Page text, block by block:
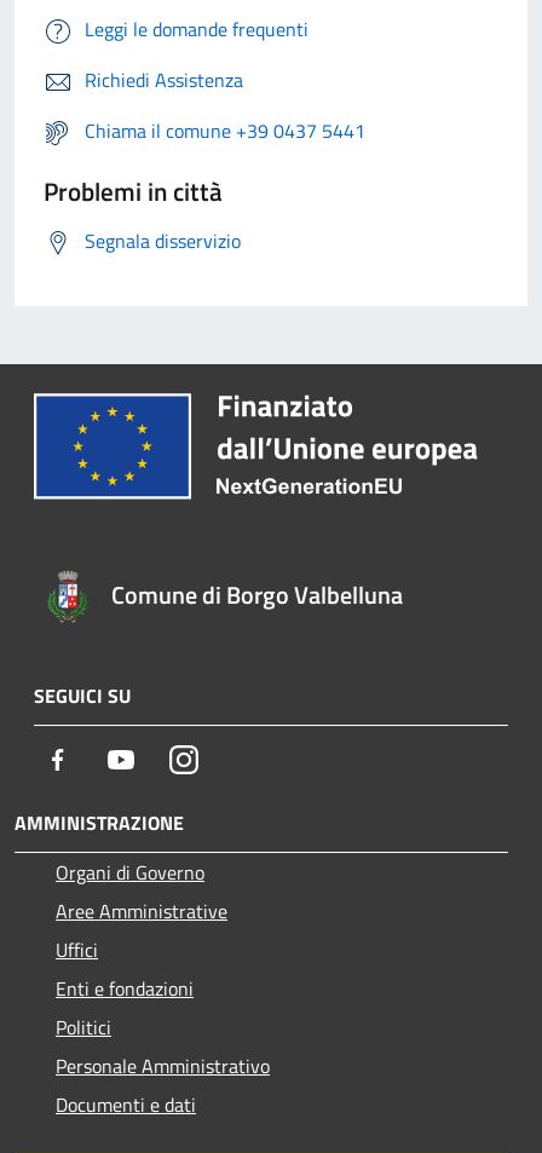
Leggi le domande frequenti
Richiedi Assistenza
Chiama il comune +39 0437 5441
Problemi in città
Segnala disservizio
Comune di Borgo Valbelluna
SEGUICI SU
Facebook YoutubeInstagram
AMMINISTRAZIONE
Organi di Governo
Aree Amministrative
Uffici
Enti e fondazioni
Politici
Personale Amministrativo
Documenti e dati